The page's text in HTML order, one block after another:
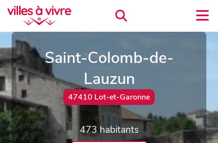
Saint-Colomb-de-
Lauzun
47410 Lot-et-Garonne
473 habitants